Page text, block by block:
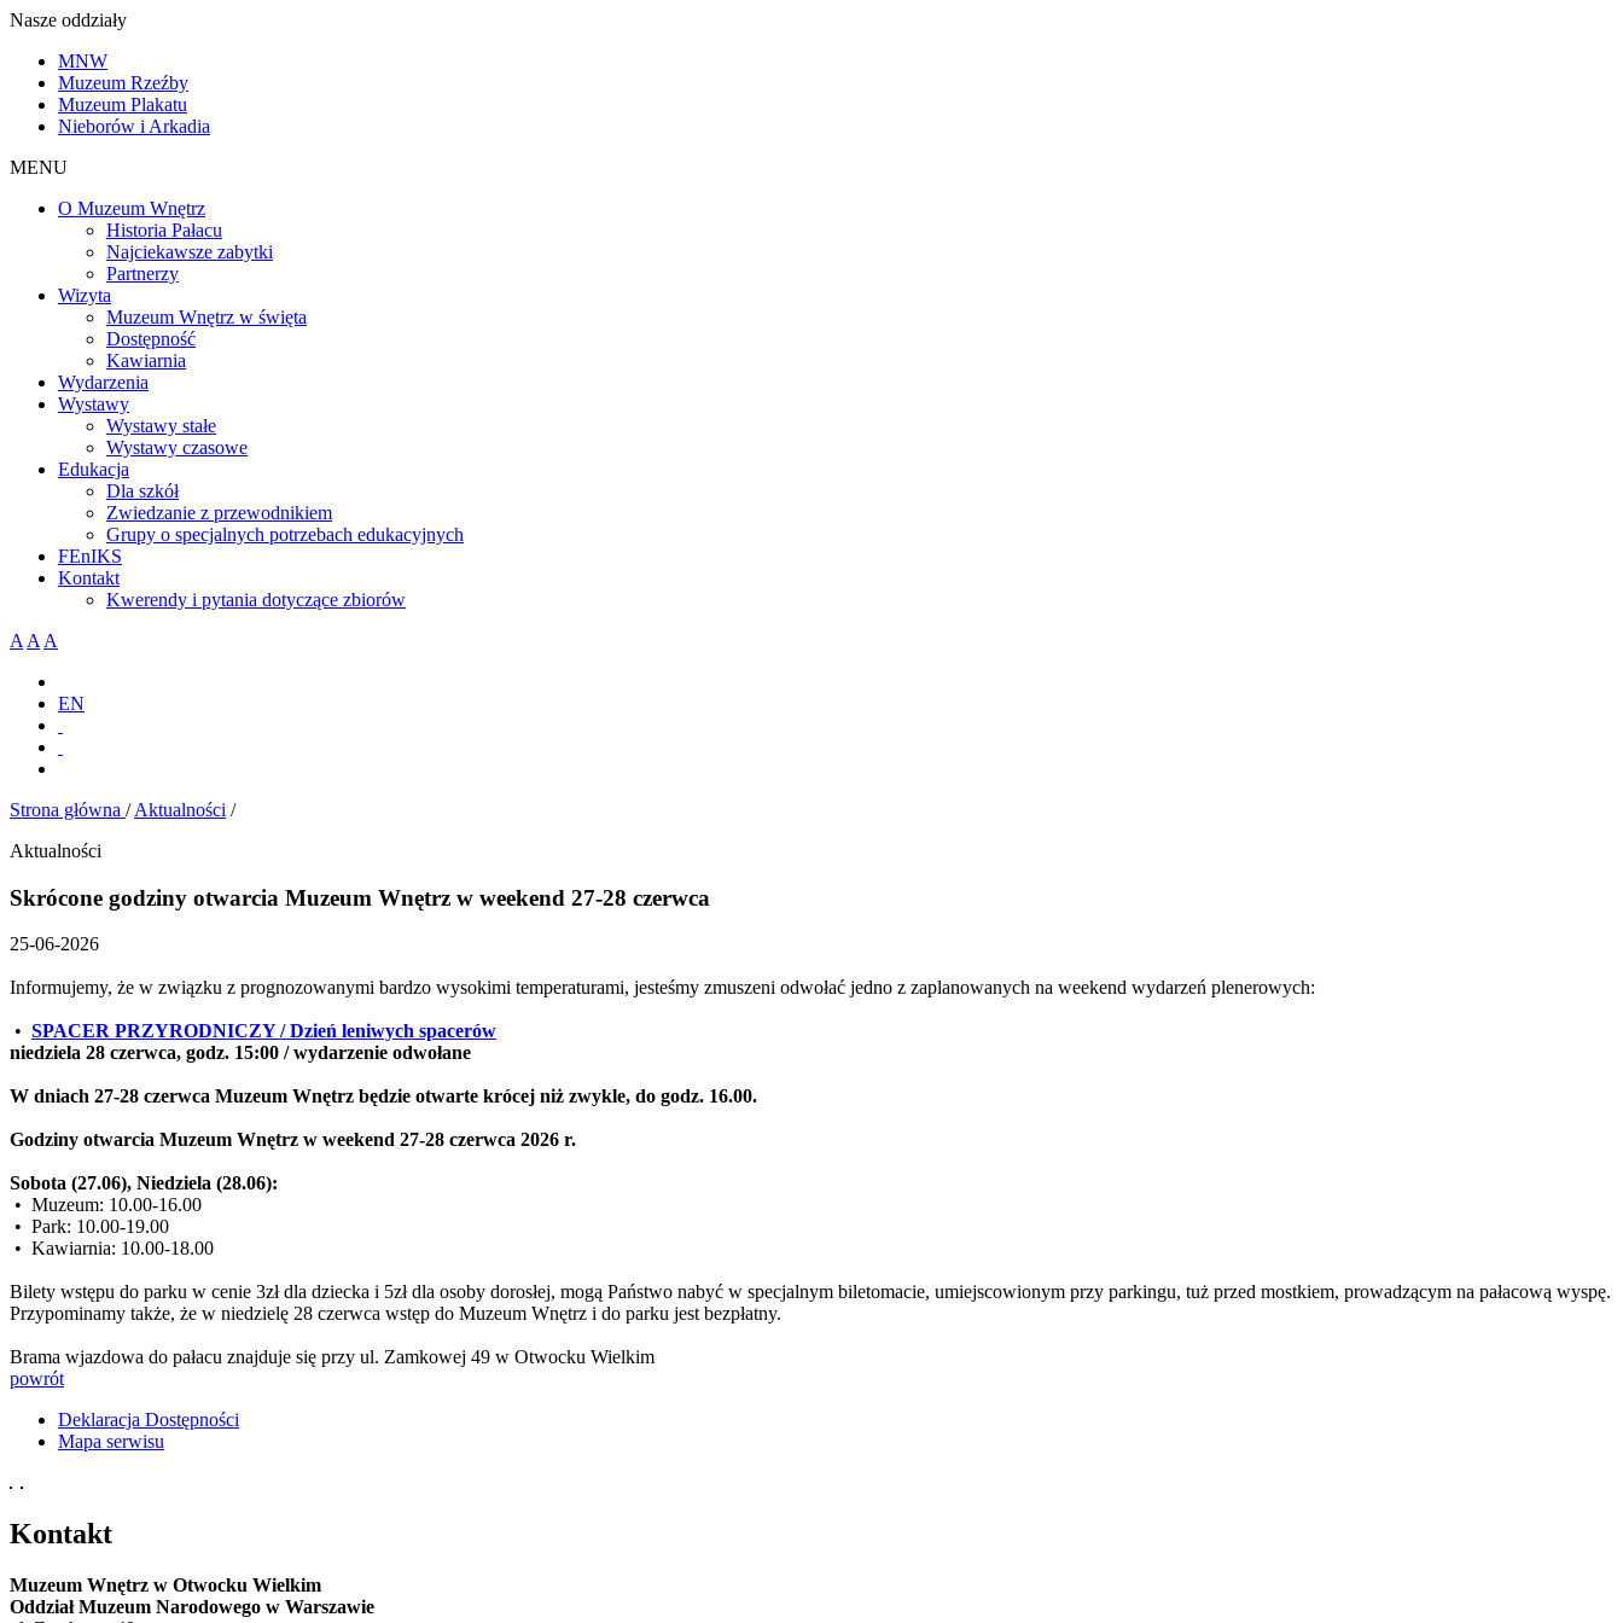
Nasze oddziały
MNW
Muzeum Rzeźby
Muzeum Plakatu
Nieborów i Arkadia
MENU
O Muzeum Wnętrz
Historia Pałacu
Najciekawsze zabytki
Partnerzy
Wizyta
Muzeum Wnętrz w święta
Dostępność
Kawiarnia
Wydarzenia
Wystawy
Wystawy stałe
Wystawy czasowe
Edukacja
Dla szkół
Zwiedzanie z przewodnikiem
Grupy o specjalnych potrzebach edukacyjnych
FEnIKS
Kontakt
Kwerendy i pytania dotyczące zbiorów
A A A
EN
Strona główna / Aktualności /
Aktualności
Skrócone godziny otwarcia Muzeum Wnętrz w weekend 27-28 czerwca
25-06-2026
Informujemy, że w związku z prognozowanymi bardzo wysokimi temperaturami, jesteśmy zmuszeni odwołać jedno z zaplanowanych na weekend wydarzeń plenerowych:
• SPACER PRZYRODNICZY / Dzień leniwych spacerów
niedziela 28 czerwca, godz. 15:00 / wydarzenie odwołane
W dniach 27-28 czerwca Muzeum Wnętrz będzie otwarte krócej niż zwykle, do godz. 16.00.
Godziny otwarcia Muzeum Wnętrz w weekend 27-28 czerwca 2026 r.
Sobota (27.06), Niedziela (28.06):
• Muzeum: 10.00-16.00
• Park: 10.00-19.00
• Kawiarnia: 10.00-18.00
Bilety wstępu do parku w cenie 3zł dla dziecka i 5zł dla osoby dorosłej, mogą Państwo nabyć w specjalnym biletomacie, umiejscowionym przy parkingu, tuż przed mostkiem, prowadzącym na pałacową wyspę.
Przypominamy także, że w niedzielę 28 czerwca wstęp do Muzeum Wnętrz i do parku jest bezpłatny.
Brama wjazdowa do pałacu znajduje się przy ul. Zamkowej 49 w Otwocku Wielkim
powrót
Deklaracja Dostępności
Mapa serwisu
Kontakt
Muzeum Wnętrz w Otwocku Wielkim
Oddział Muzeum Narodowego w Warszawie